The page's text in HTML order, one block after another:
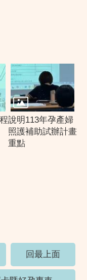
說明113年孕產婦
照護補助試辦計畫
重點
回最上面